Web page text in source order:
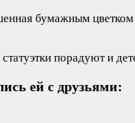
бумажным
порадуют и
ей с друзьями: